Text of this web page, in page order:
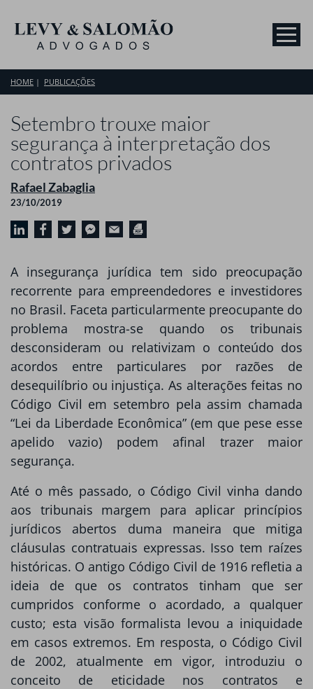
HOME PUBLICAÇÕES
Setembro trouxe maior
segurança à interpretação dos
contratos privados
Rafael Zabaglia
23/10/2019
A insegurança jurídica tem sido preocupação
recorrente para empreendedores e investidores
no Brasil. Faceta particularmente preocupante do
problema mostra-se quando os tribunais
desconsideram ou relativizam o conteúdo dos
acordos entre particulares por razões de
desequilíbrio ou injustiça. As alterações feitas no
Código Civil em setembro pela assim chamada
“Lei da Liberdade Econômica” (em que pese esse
apelido vazio) podem afinal trazer maior
segurança.
Até o mês passado, o Código Civil vinha dando
aos tribunais margem para aplicar princípios
jurídicos abertos duma maneira que mitiga
cláusulas contratuais expressas. Isso tem raízes
históricas. O antigo Código Civil de 1916 refletia a
ideia de que os contratos tinham que ser
cumpridos conforme o acordado, a qualquer
custo; esta visão formalista levou a iniquidade
em casos extremos. Em resposta, o Código Civil
de 2002, atualmente em vigor, introduziu o
conceito de eticidade nos contratos e